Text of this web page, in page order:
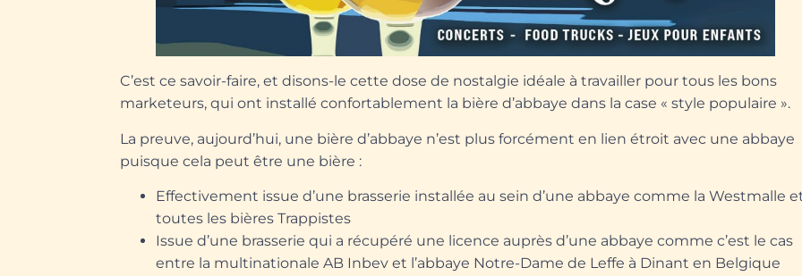
C’est ce savoir-faire, et disons-le cette dose de nostalgie idéale à travailler pour tous les bons
marketeurs, qui ont installé confortablement la bière d’abbaye dans la case « style populaire ».
La preuve, aujourd’hui, une bière d’abbaye n’est plus forcément en lien étroit avec une abbaye
puisque cela peut être une bière :
Effectivement issue d’une brasserie installée au sein d’une abbaye comme la Westmalle
toutes les bières Trappistes
Issue d’une brasserie qui a récupéré une licence auprès d’une abbaye comme c’est le cas
entre la multinationale AB Inbev et l’abbaye Notre-Dame de Leffe à Dinant en Belgique